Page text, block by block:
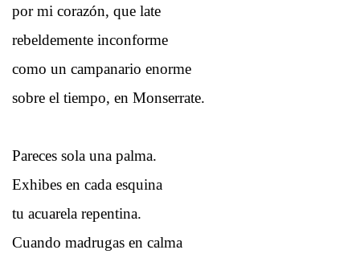
por mi corazón, que late
rebeldemente inconforme
como un campanario enorme
sobre el tiempo, en Monserrate.
Pareces sola una palma.
Exhibes en cada esquina
tu acuarela repentina.
Cuando madrugas en calma